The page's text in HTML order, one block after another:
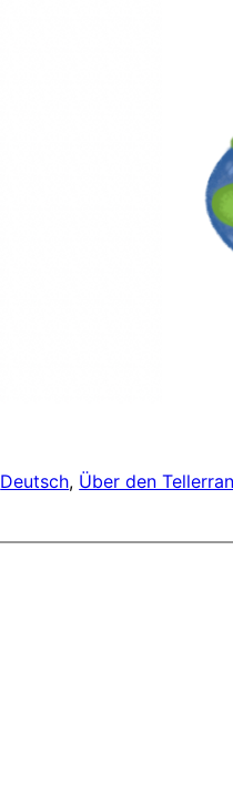
Deutsch, Über den